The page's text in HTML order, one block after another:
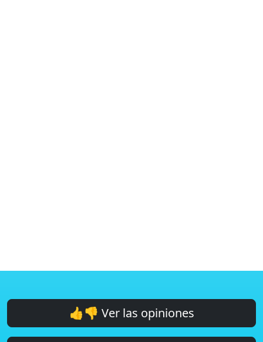
👍👎 Ver las opiniones